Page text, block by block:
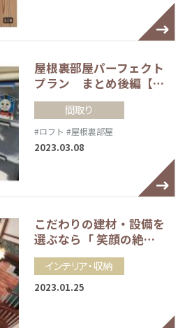
屋根裏部屋パーフェクト
プラン まとめ後編【…
間取り
#ロフト #屋根裏部屋
2023.03.08
こだわりの建材・設備を
選ぶなら「 笑顔の絶…
インテリア・収納
2023.01.25